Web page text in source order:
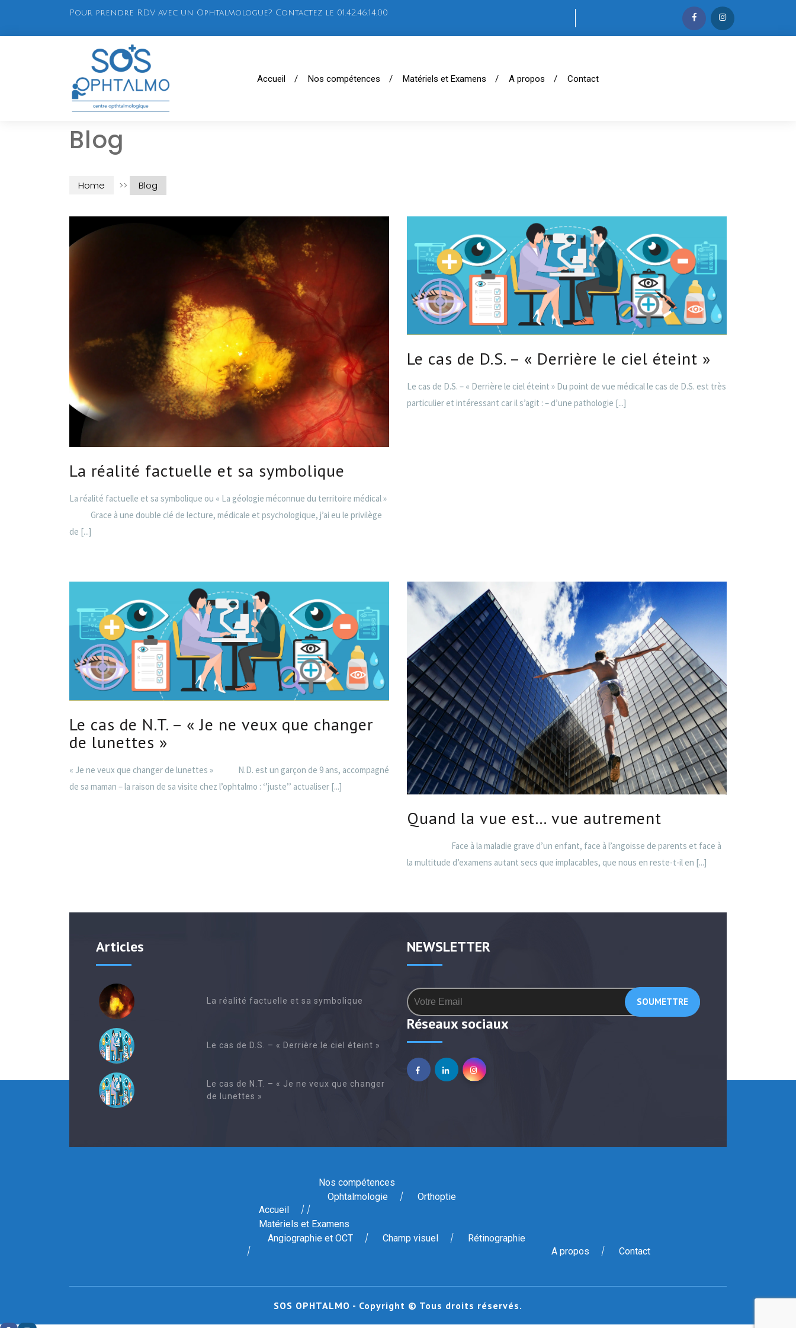
Pour prendre RDV avec un Ophtalmologue? Contactez le 01.42.46.14.00
Accueil Nos compétences Matériels et Examens A propos Contact
Blog
Home >> Blog
La réalité factuelle et sa symbolique
La réalité factuelle et sa symbolique ou « La géologie méconnue du territoire médical »
Grace à une double clé de lecture, médicale et psychologique, j’ai eu le privilège
de [...]
Le cas de D.S. – « Derrière le ciel éteint »
Le cas de D.S. – « Derrière le ciel éteint » Du point de vue médical le cas de D.S. est très
particulier et intéressant car il s’agit : – d’une pathologie [...]
Le cas de N.T. – « Je ne veux que changer
de lunettes »
« Je ne veux que changer de lunettes » N.D. est un garçon de 9 ans, accompagné
de sa maman – la raison de sa visite chez l’ophtalmo : ‘’juste’’ actualiser [...]
Quand la vue est… vue autrement
Face à la maladie grave d’un enfant, face à l’angoisse de parents et face à
la multitude d’examens autant secs que implacables, que nous en reste-t-il en [...]
Articles
La réalité factuelle et sa symbolique
Le cas de D.S. – « Derrière le ciel éteint »
Le cas de N.T. – « Je ne veux que changer
de lunettes »
NEWSLETTER
Réseaux sociaux
Accueil
Nos compétences
Ophtalmologie
Orthoptie
Matériels et Examens
Angiographie et OCT
Champ visuel
Rétinographie
A propos
Contact
SOS OPHTALMO - Copyright © Tous droits réservés.